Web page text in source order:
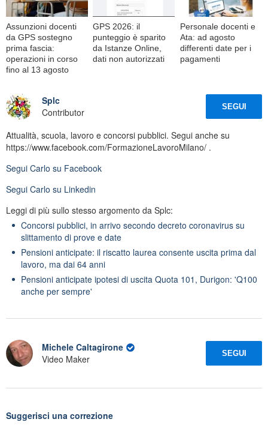
Assunzioni docenti
da GPS sostegno
prima fascia:
operazioni in corso
fino al 13 agosto
GPS 2026: il
punteggio è sparito
da Istanze Online,
dati non autorizzati
Personale docenti e
Ata: ad agosto
differenti date per i
pagamenti
Splc
Contributor
SEGUI
Attualità, scuola, lavoro e concorsi pubblici. Segui anche su
https://www.facebook.com/FormazioneLavoroMilano/ .
Segui Carlo su Facebook
Segui Carlo su Linkedin
Leggi di più sullo stesso argomento da Splc:
Concorsi pubblici, in arrivo secondo decreto coronavirus su
slittamento di prove e date
Pensioni anticipate: il riscatto laurea consente uscita prima dal
lavoro, ma dai 64 anni
Pensioni anticipate ipotesi di uscita Quota 101, Durigon: 'Q100
anche per sempre'
Michele Caltagirone
Video Maker
SEGUI
Suggerisci una correzione